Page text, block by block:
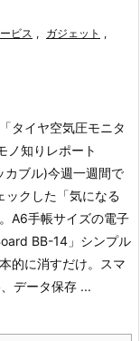
ビス , ガジェット ,
タイヤ空気圧モニタ
知りレポート
ブル)今週一週間で
クした「気になる
A6手帳サイズの電子
BB-14」シンプル
的に消すだけ。スマ
データ保存 ...